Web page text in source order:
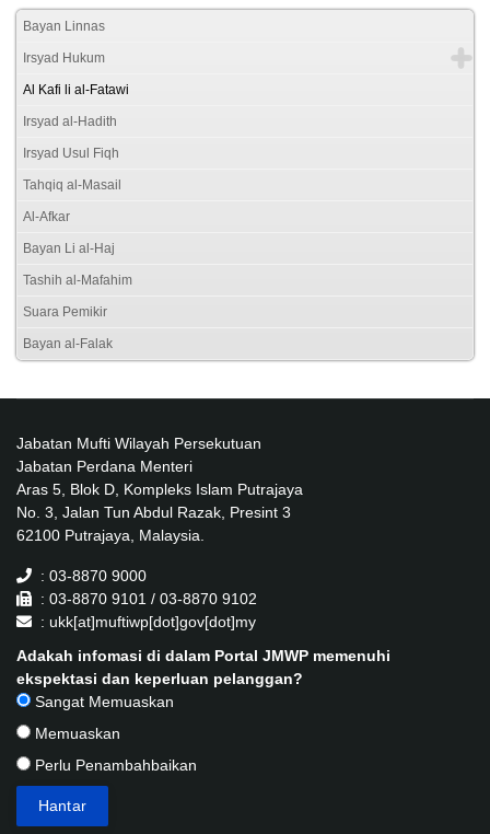
Bayan Linnas
Irsyad Hukum
Al Kafi li al-Fatawi
Irsyad al-Hadith
Irsyad Usul Fiqh
Tahqiq al-Masail
Al-Afkar
Bayan Li al-Haj
Tashih al-Mafahim
Suara Pemikir
Bayan al-Falak
Jabatan Mufti Wilayah Persekutuan
Jabatan Perdana Menteri
Aras 5, Blok D, Kompleks Islam Putrajaya
No. 3, Jalan Tun Abdul Razak, Presint 3
62100 Putrajaya, Malaysia.
: 03-8870 9000
: 03-8870 9101 / 03-8870 9102
: ukk[at]muftiwp[dot]gov[dot]my
Adakah infomasi di dalam Portal JMWP memenuhi
ekspektasi dan keperluan pelanggan?
Sangat Memuaskan
Memuaskan
Perlu Penambahbaikan